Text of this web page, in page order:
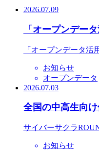
2026.07.09
「オープンデー
「オープンデータ活
お知らせ
オープンデータ
2026.07.03
全国の中高生向
サイバーサクラ
お知らせ